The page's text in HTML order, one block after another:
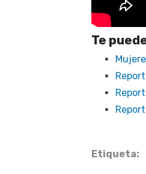
Te
Etiqueta: